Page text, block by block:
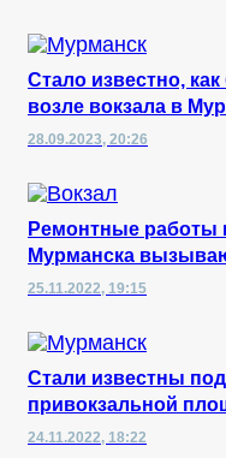
Стало известно,
возле вокзала в
28.09.2023, 20:26
Ремонтные работы
Мурманска
25.11.2022, 19:15
Стали известны
привокзальной
24.11.2022, 18:22